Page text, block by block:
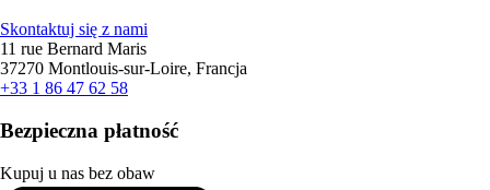
Skontaktuj się z nami
11 rue Bernard Maris
37270 Montlouis-sur-Loire, Francja
+33 1 86 47 62 58
Bezpieczna płatność
Kupuj u nas bez obaw